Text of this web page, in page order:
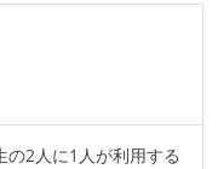
2人に1人が利用する